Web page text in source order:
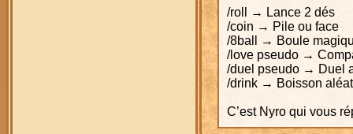
/roll → Lance 2 dés
/coin → Pile ou face
/8ball → Boule
/love pseudo →
/duel pseudo → Duel
/drink → Boisson
C’est Nyro qui vous